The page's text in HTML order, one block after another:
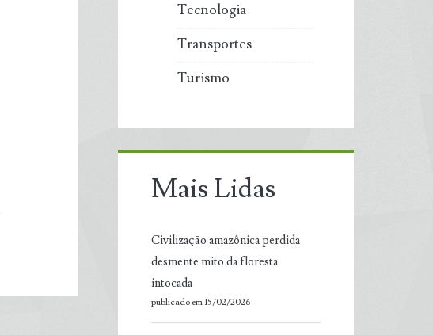
Tecnologia
Transportes
Turismo
Mais Lidas
Civilização amazônica perdida
desmente mito da floresta
intocada
publicado em 15/02/2026